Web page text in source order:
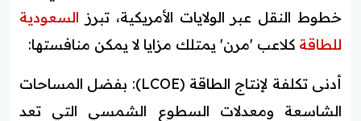
خطوط النقل عبر الولايات الأمريكية، تبرز السعودية
للطاقة كلاعب 'مرن' يمتلك مزايا لا يمكن منافستها:
أدنى تكلفة لإنتاج الطاقة (LCOE): بفضل المساحات
الشاسعة ومعدلات السطوع الشمسي التي تعد